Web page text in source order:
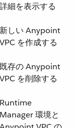
詳細を表示する
新しい Anypoint
VPC を作成する
既存の Anypoint
VPC を削除する
Runtime
Manager 環境と